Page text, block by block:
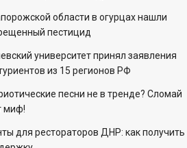
области в огурцах нашли
пестицид
университет принял заявления
из 15 регионов РФ
песни не в тренде? Сломай
миф!
для рестораторов ДНР: как получить